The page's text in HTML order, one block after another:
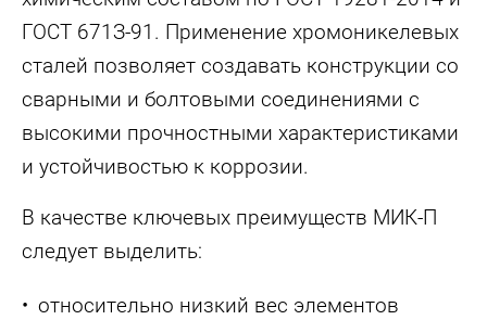
ГОCT 671З-91. Применение хромоникелевых
сталей позволяет создавать конструкции со
сварными и болтовыми соединениями с
высокими прочностными характеристиками
и устойчивостью к коррозии.
В качестве ключевых преимуществ МИК-П
следует выделить:
относительно низкий вес элементов